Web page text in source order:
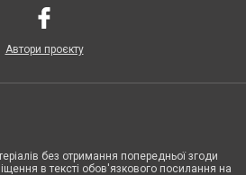
Автори проєкту
без отримання попередньої згоди
в тексті обов'язкового посилання на